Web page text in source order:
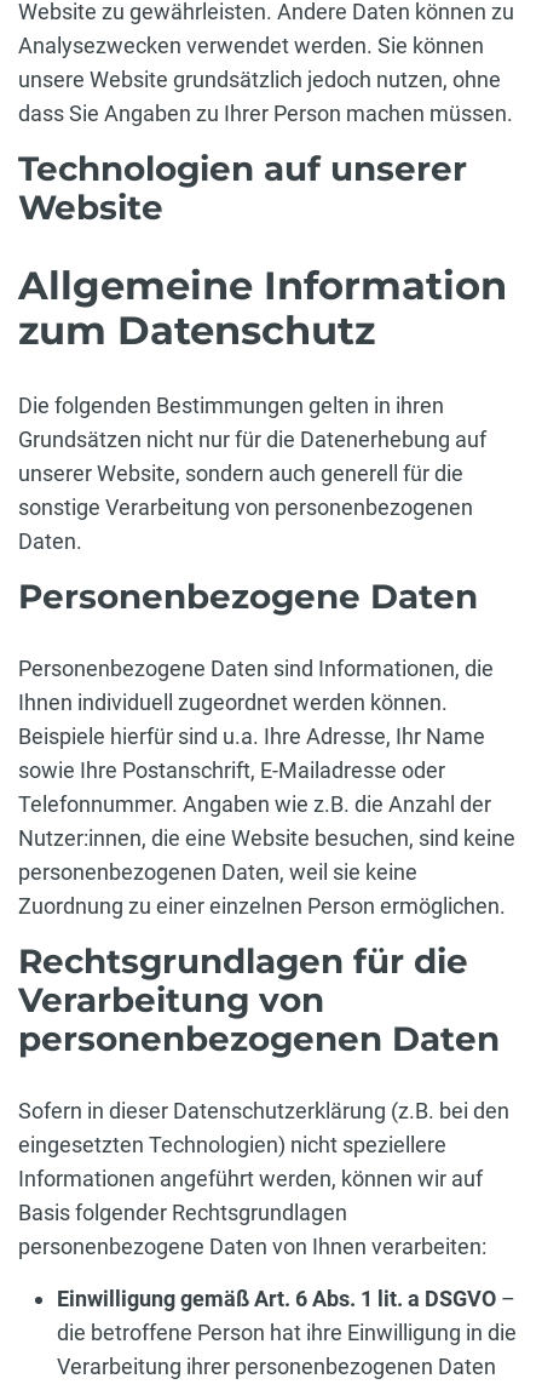
Website zu gewährleisten. Andere Daten können zu
Analysezwecken verwendet werden. Sie können
unsere Website grundsätzlich jedoch nutzen, ohne
dass Sie Angaben zu Ihrer Person machen müssen.
Technologien auf unserer
Website
Allgemeine Information
zum Datenschutz
Die folgenden Bestimmungen gelten in ihren
Grundsätzen nicht nur für die Datenerhebung auf
unserer Website, sondern auch generell für die
sonstige Verarbeitung von personenbezogenen
Daten.
Personenbezogene Daten
Personenbezogene Daten sind Informationen, die
Ihnen individuell zugeordnet werden können.
Beispiele hierfür sind u.a. Ihre Adresse, Ihr Name
sowie Ihre Postanschrift, E-Mailadresse oder
Telefonnummer. Angaben wie z.B. die Anzahl der
Nutzer:innen, die eine Website besuchen, sind keine
personenbezogenen Daten, weil sie keine
Zuordnung zu einer einzelnen Person ermöglichen.
Rechtsgrundlagen für die
Verarbeitung von
personenbezogenen Daten
Sofern in dieser Datenschutzerklärung (z.B. bei den
eingesetzten Technologien) nicht speziellere
Informationen angeführt werden, können wir auf
Basis folgender Rechtsgrundlagen
personenbezogene Daten von Ihnen verarbeiten:
Einwilligung gemäß Art. 6 Abs. 1 lit. a DSGVO –
die betroffene Person hat ihre Einwilligung in die
Verarbeitung ihrer personenbezogenen Daten